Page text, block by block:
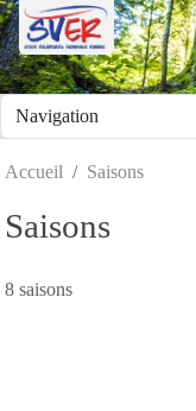
Accueil Saisons
Saisons
8 saisons
Panneau de gestion des